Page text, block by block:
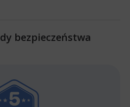
bezpieczeństwa